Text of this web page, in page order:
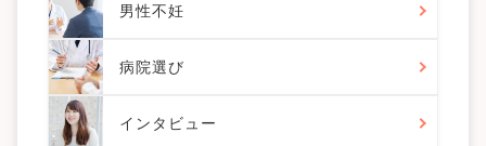
男性不妊
病院選び
インタビュー